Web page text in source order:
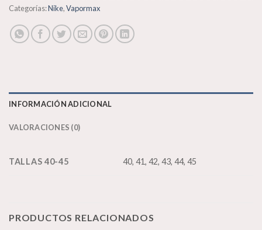
Categorías:Nike,Vapormax
INFORMACIÓN ADICIONAL
VALORACIONES (0)
TALLAS 40-45 40, 41, 42, 43, 44, 45
PRODUCTOS RELACIONADOS